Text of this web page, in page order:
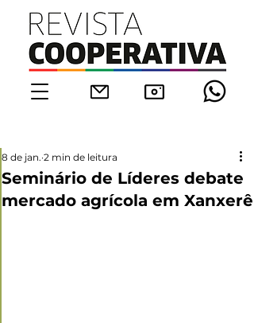
Seminário de Líderes debate
mercado agrícola em Xanxerê
8 de jan. 2 min de leitura